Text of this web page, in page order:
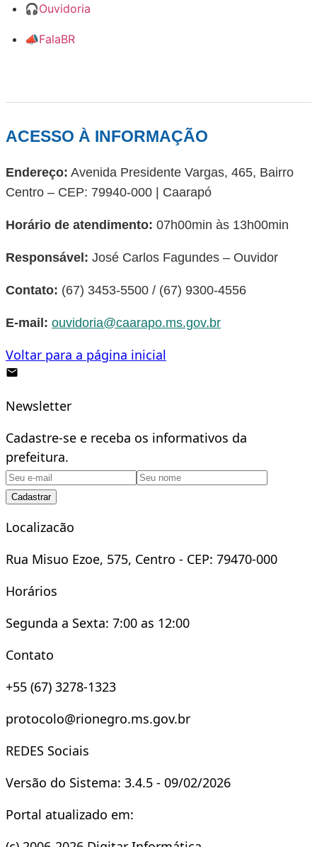
🎧Ouvidoria
📣FalaBR
ACESSO À INFORMAÇÃO
Endereço: Avenida Presidente Vargas, 465, Bairro
Centro – CEP: 79940-000 | Caarapó
Horário de atendimento: 07h00min às 13h00min
Responsável: José Carlos Fagundes – Ouvidor
Contato: (67) 3453-5500 / (67) 9300-4556
E-mail: ouvidoria@caarapo.ms.gov.br
Voltar para a página inicial
Newsletter
Cadastre-se e receba os informativos da
prefeitura.
Cadastrar
Localizacão
Rua Misuo Ezoe, 575, Centro - CEP: 79470-000
Horários
Segunda a Sexta: 7:00 as 12:00
Contato
+55 (67) 3278-1323
protocolo@rionegro.ms.gov.br
REDES Sociais
Versão do Sistema: 3.4.5 - 09/02/2026
Portal atualizado em: